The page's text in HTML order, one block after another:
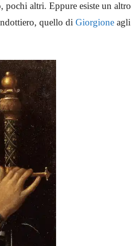
pochi altri. Eppure esiste un altro
quello di Giorgione agli